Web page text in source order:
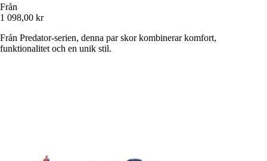
Från
1 098,00 kr
Från Predator-serien, denna par skor kombinerar komfort,
funktionalitet och en unik stil.